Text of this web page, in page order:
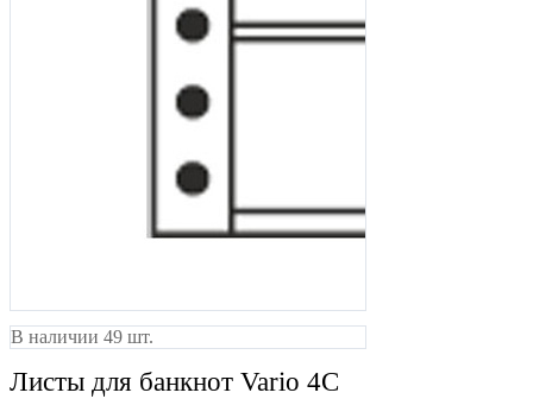
В наличии 49 шт.
Листы для банкнот Vario 4С